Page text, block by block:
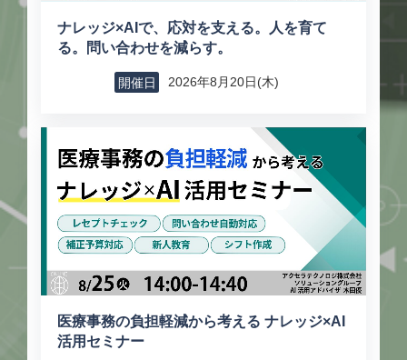
ナレッジ×AIで、応対を支える。人を育て
る。問い合わせを減らす。
開催日 2026年8月20日(木)
医療事務の負担軽減から考える ナレッジ×AI
活用セミナー